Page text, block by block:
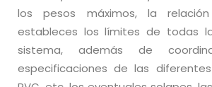
los pesos máximos, la
estableces los límites de todas
sistema, además de
especificaciones de las